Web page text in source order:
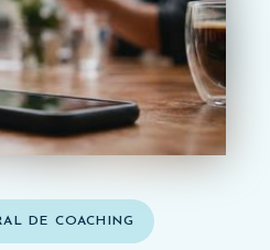
DE COACHING